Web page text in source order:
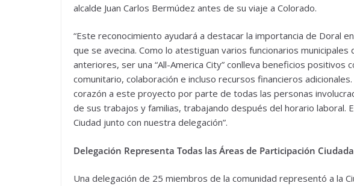
alcalde Juan Carlos Bermúdez antes de su viaje a Colorado.
“Este reconocimiento ayudará a destacar la importancia de Doral
que se avecina. Como lo atestiguan varios funcionarios
anteriores, ser una “All-America City” conlleva beneficios positivos
comunitario, colaboración e incluso recursos financieros
corazón a este proyecto por parte de todas las personas
de sus trabajos y familias, trabajando después del horario laboral.
Ciudad junto con nuestra delegación”.
Delegación Representa Todas las Áreas de Participación
Una delegación de 25 miembros de la comunidad representó a la